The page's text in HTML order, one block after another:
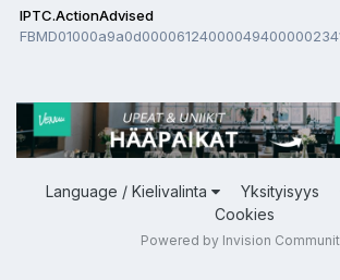
IPTC.ActionAdvised
Language / Kielivalinta Yksityisyys
Cookies
Powered by Invision